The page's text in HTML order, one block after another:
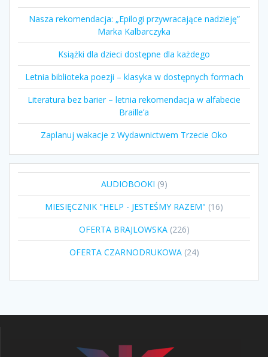
Nasza rekomendacja: „Epilogi przywracające nadzieję”
Marka Kalbarczyka
Książki dla dzieci dostępne dla każdego
Letnia biblioteka poezji – klasyka w dostępnych formach
Literatura bez barier – letnia rekomendacja w alfabecie
Braille’a
Zaplanuj wakacje z Wydawnictwem Trzecie Oko
AUDIOBOOKI 99
produktów
MIESIĘCZNIK "HELP - JESTEŚMY RAZEM" 1616
produktów
OFERTA BRAJLOWSKA 226226
produktów
OFERTA CZARNODRUKOWA 2424